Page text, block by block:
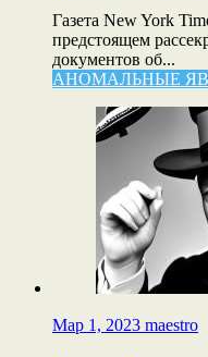
Газета New York
предстоящем
документов об...
АНОМАЛЬНЫЕ
Мар 1, 2023 maestro